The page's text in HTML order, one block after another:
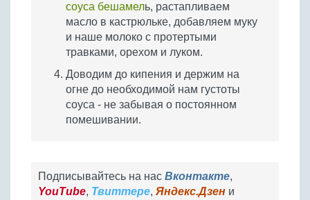
соуса бешамель, растапливаем
масло в кастрюльке, добавляем муку
и наше молоко с протертыми
травками, орехом и луком.
Доводим до кипения и держим на
огне до необходимой нам густоты
соуса - не забывая о постоянном
помешивании.
Подписывайтесь на нас Вконтакте,
YouTube, Твиттере, Яндекс.Дзен и